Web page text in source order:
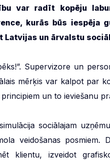
var radīt kopēju
kurās būs iespēja
un ārvalstu
Supervizore un
mērķis var kalpot par
un to ieviešanu
sociālajam
veidošanas posmiem.
klientu, izveidot